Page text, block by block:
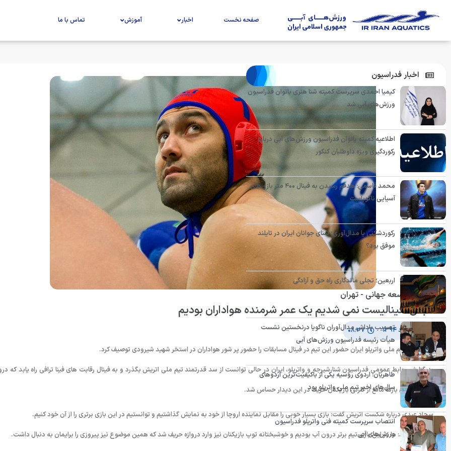
صفحه نخست اخبار آموزش تماس با ما
واترپلو توسعه جهانی - تهران
عبدی: فینالیست نمی شدیم یک عمر شرمنده هواداران بودیم
۰۸:۳۷
دروازه بان تیم ملی واترپلو ایران حضور این تیم در فینال مسابقات را حضور پر شور هواداران در استخر شهید شیرودی توصیف کرد.
به گزارش روابط عمومی فدراسیون شنا،شیرجه و واترپلو، ایران در حالی توانست از سد قدرتمند تیم ملی اتریش بگذرد و به فینال رقابت های فینا ترافی راه یابد که
بان کشورمان بارها مانع از گلزنی بازیکنان حریف در این دیدار حساس شد.
سحاد عبدی درباره شکست اتریش گفت: بازی بسیار خوبی را مقابل نماینده اروچا از خود به نمایش گذاشتیم و توانستیم در این بازی برتری را از آن خود کنیم.
وی ادامه داد: ما در این بازی تیم برتر درون آب بودیم و خوشبختانه توپ بازیکنان نیز وارد دروازه حریف شد که همین موضوع نیز پیروزی را برایمان به دنبال داشت.
اخبار فدراسیون
کیمیا احمدی سرپرست کمیته شنا هنری بانوان فدراسیون
ورزش‌های آبی شد
اطلاعیه کمیته بانوان فدراسیون ورزش‌های آبی درباره
رکوردگیری ویژه داوطلبان کنکور
محمد قاسمی: هدفم رسیدن به فینال ۴۰۰ متر بازی‌های
آسیایی ناگویاست
رکوردشکنی یا مدال‌آوری؛ شنای جوانان ایران در تایلند
موفق بود؟
اربعین؛ تجلی ماندگاری راه حق و آزادگی
تصویب پاداش مدال‌آوران ناگویا درنخستین نشست
هیأت رئیسه فدراسیون ورزش‌های آبی
طاهریان: اردوی روسیه یکی از باکیفیت‌ترین اردوهای
سال‌های اخیر تیم ملی واترپلو بود
انتصاب سرپرست کمیته فنی واترپلو فدراسیون
ورزش‌های آبی